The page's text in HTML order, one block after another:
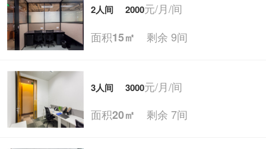
2人间 2000元/月/间
面积15㎡ 剩余 9间
3人间 3000元/月/间
面积20㎡ 剩余 7间